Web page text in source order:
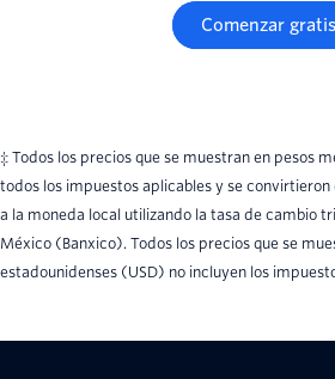
Comenzar gratis
‡ Todos los precios que se muestran en pesos
todos los impuestos aplicables y se
a la moneda local utilizando la tasa de cambio
México (Banxico). Todos los precios que se
estadounidenses (USD) no incluyen los